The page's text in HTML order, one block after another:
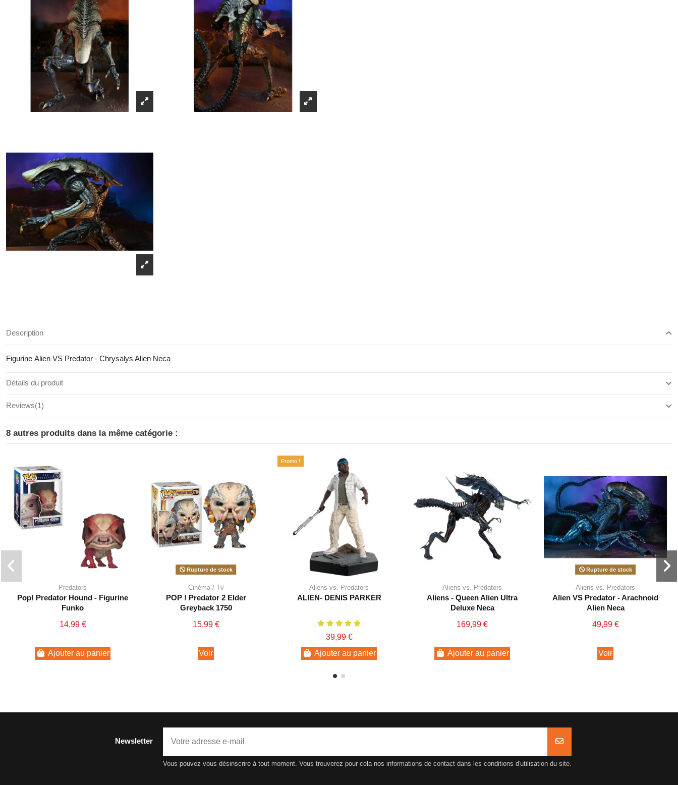
Description
Figurine Alien VS Predator - Chrysalys Alien Neca
Détails du produit
Reviews(1)
8 autres produits dans la même catégorie :
Predators
Pop! Predator Hound - Figurine
Funko
14,99 €
Ajouter au panier
Rupture de stock
Cinéma / Tv
POP ! Predator 2 Elder
Greyback 1750
15,99 €
Voir
Promo !
Aliens vs. Predators
ALIEN- DENIS PARKER
39,99 €
Ajouter au panier
Aliens vs. Predators
Aliens - Queen Alien Ultra
Deluxe Neca
169,99 €
Ajouter au panier
Rupture de stock
Aliens vs. Predators
Alien VS Predator - Arachnoid
Alien Neca
49,99 €
Voir
Newsletter
Vous pouvez vous désinscrire à tout moment. Vous trouverez pour cela nos informations de contact dans les conditions d'utilisation du site.